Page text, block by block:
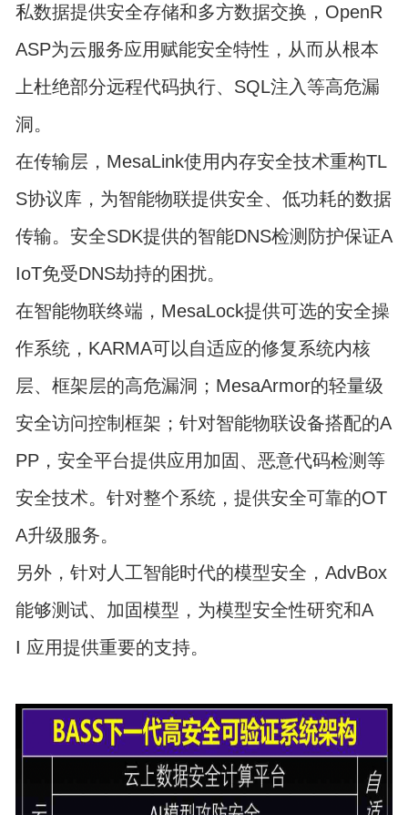
私数据提供安全存储和多方数据交换，OpenR
ASP为云服务应用赋能安全特性，从而从根本
上杜绝部分远程代码执行、SQL注入等高危漏
洞。
在传输层，MesaLink使用内存安全技术重构TL
S协议库，为智能物联提供安全、低功耗的数据
传输。安全SDK提供的智能DNS检测防护保证A
IoT免受DNS劫持的困扰。
在智能物联终端，MesaLock提供可选的安全操
作系统，KARMA可以自适应的修复系统内核
层、框架层的高危漏洞；MesaArmor的轻量级
安全访问控制框架；针对智能物联设备搭配的A
PP，安全平台提供应用加固、恶意代码检测等
安全技术。针对整个系统，提供安全可靠的OT
A升级服务。
另外，针对人工智能时代的模型安全，AdvBox
能够测试、加固模型，为模型安全性研究和A
I 应用提供重要的支持。